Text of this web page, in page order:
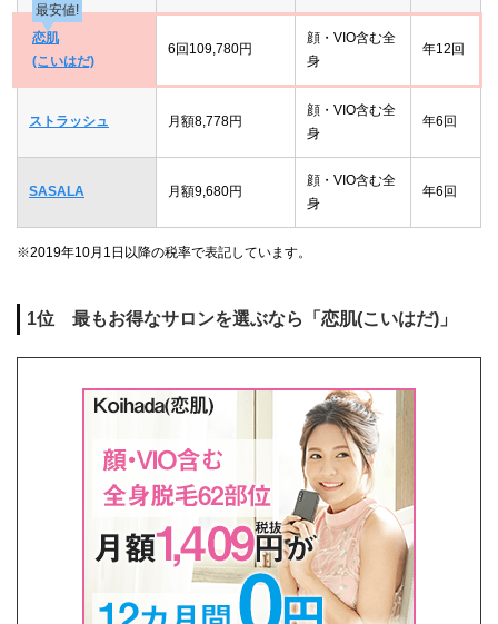
最安値!
恋肌
(こいはだ)
6回109,780円
顔・VIO含む全
身
年12回
ストラッシュ 月額8,778円
顔・VIO含む全
身
年6回
SASALA 月額9,680円
顔・VIO含む全
身
年6回
※2019年10月1日以降の税率で表記しています。
1位 最もお得なサロンを選ぶなら「恋肌(こいはだ)」